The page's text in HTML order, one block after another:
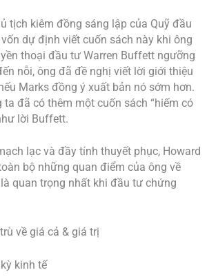
tịch kiêm đồng sáng lập của Quỹ đầu
dự định viết cuốn sách này khi ông
thoại đầu tư Warren Buffett ngưỡng
nỗi, ông đã đề nghị viết lời giới thiệu
Marks đồng ý xuất bản nó sớm hơn.
ta đã có thêm một cuốn sách “hiếm có
lời Buffett.
lạc và đầy tính thuyết phục, Howard
bộ những quan điểm của ông về
quan trọng nhất khi đầu tư chứng
về giá cả & giá trị
kinh tế